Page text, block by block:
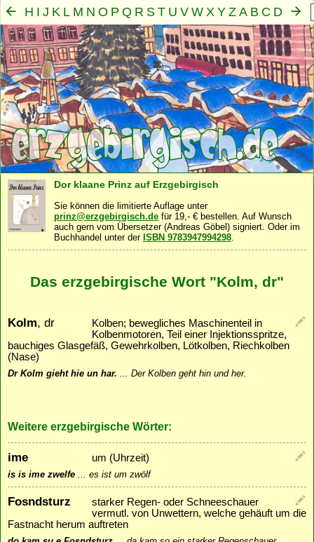
H I J K L M N O P Q R S T U V W X Y Z A B C D
E F G
Mensch·Seele·Geist·Familie·Gemeinschaft·
Dor klaane Prinz auf Erzgebirgisch
Sie können die limitierte Auflage unter
prinz@erzgebirgisch.de für 19,- € bestellen. Auf Wunsch
auch gern vom Übersetzer (Andreas Göbel) signiert. Oder im
Buchhandel unter der ISBN 9783947994298.
Das erzgebirgische Wort "Kolm, dr"
Kolm, dr
Kolben; bewegliches Maschinenteil in
Kolbenmotoren, Teil einer Injektionsspritze,
bauchiges Glasgefäß, Gewehrkolben, Lötkolben, Riechkolben
(Nase)
Dr Kolm gieht hie un har. ... Der Kolben geht hin und her.
Weitere erzgebirgische Wörter:
ime um (Uhrzeit)
is is ime zwelfe ... es ist um zwölf
Fosndsturz
starker Regen- oder Schneeschauer
vermutl. von Unwettern, welche gehäuft um die
Fastnacht herum auftreten